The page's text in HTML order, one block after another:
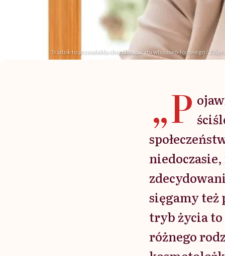
Trądzik to przewlekła choroba aparatu włosowo-łojowego /
„P
sięgamy też
tryb życia
różnego